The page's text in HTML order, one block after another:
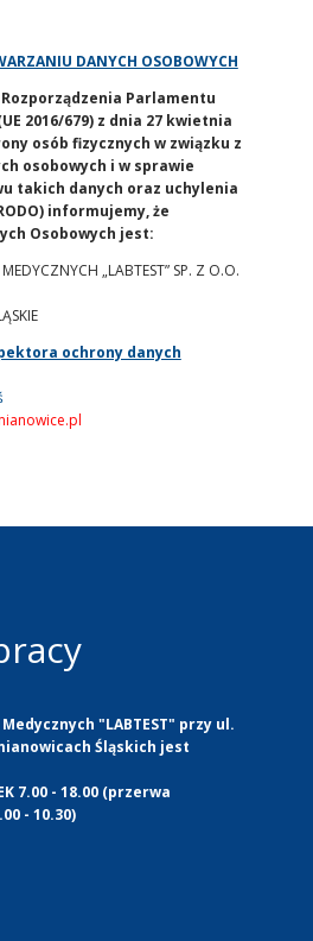
DANYCH OSOBOWYCH
Parlamentu
2016/679) z dnia 27 kwietnia
osób fizycznych w związku z
osobowych i w sprawie
takich danych oraz uchylenia
informujemy, że
Osobowych jest:
„LABTEST” SP. Z O.O.
ochrony danych
"LABTEST" przy ul.
Śląskich jest
7.00 - 18.00 (przerwa
- 10.30)